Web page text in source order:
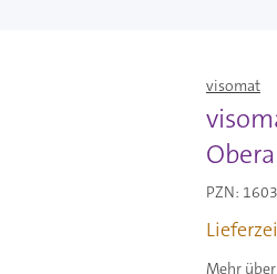
visomat
PZN:
Mehr